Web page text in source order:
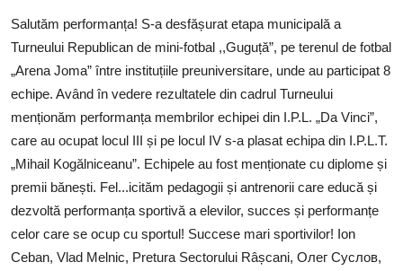
Sectorul Rîșcani
Căutați pe Internet
Salutăm performanța! S-a desfășurat etapa municipală a
Turneului Republican de mini-fotbal ,,Guguță”, pe terenul de fotbal
„Arena Joma” între instituțiile preuniversitare, unde au participat 8
echipe. Având în vedere rezultatele din cadrul Turneului
menționăm performanța membrilor echipei din I.P.L. „Da Vinci”,
care au ocupat locul III și pe locul IV s-a plasat echipa din I.P.L.T.
„Mihail Kogălniceanu”. Echipele au fost menționate cu diplome și
premii bănești. Fel...icităm pedagogii și antrenorii care educă și
dezvoltă performanța sportivă a elevilor, succes și performanțe
celor care se ocup cu sportul! Succese mari sportivilor! Ion
Ceban, Vlad Melnic, Pretura Sectorului Râșcani, Олег Суслов,